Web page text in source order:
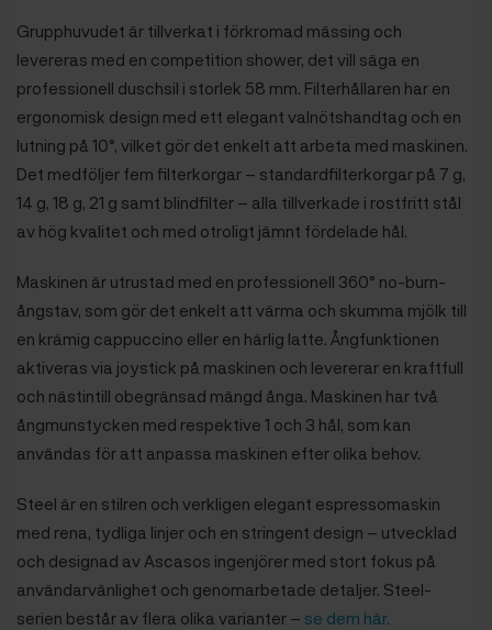
Grupphuvudet är tillverkat i förkromad mässing och
levereras med en competition shower, det vill säga en
professionell duschsil i storlek 58 mm. Filterhållaren har en
ergonomisk design med ett elegant valnötshandtag och en
lutning på 10°, vilket gör det enkelt att arbeta med maskinen.
Det medföljer fem filterkorgar – standardfilterkorgar på 7 g,
14 g, 18 g, 21 g samt blindfilter – alla tillverkade i rostfritt stål
av hög kvalitet och med otroligt jämnt fördelade hål.
Maskinen är utrustad med en professionell 360° no-burn-
ångstav, som gör det enkelt att värma och skumma mjölk till
en krämig cappuccino eller en härlig latte. Ångfunktionen
aktiveras via joystick på maskinen och levererar en kraftfull
och nästintill obegränsad mängd ånga. Maskinen har två
ångmunstycken med respektive 1 och 3 hål, som kan
användas för att anpassa maskinen efter olika behov.
Steel är en stilren och verkligen elegant espressomaskin
med rena, tydliga linjer och en stringent design – utvecklad
och designad av Ascasos ingenjörer med stort fokus på
användarvänlighet och genomarbetade detaljer. Steel-
serien består av flera olika varianter – se dem här.